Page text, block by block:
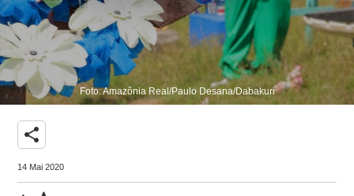
Foto: Amazônia Real/Paulo Desana/Dabakuri
share
14 Mai 2020